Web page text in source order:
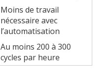
Moins de travail
nécessaire avec
l’automatisation
Au moins 200 à 300
cycles par heure